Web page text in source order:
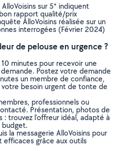
sur 5* indiquent
rapport qualité/prix
AlloVoisins réalisée sur un
interrogées (Février 2024)
de pelouse en urgence ?
minutes pour recevoir une
Postez votre demande
un membre de confiance,
besoin urgent de tonte de
professionnels ou
Présentation, photos de
: trouvez l'offreur idéal, adapté à
la messagerie AlloVoisins pour
efficaces grâce aux outils